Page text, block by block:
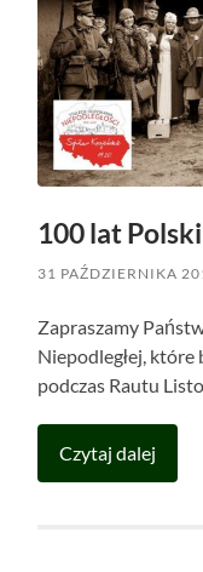
100 lat
31 PAŹDZIERNIKA
Zapraszamy
Niepodległej,
podczas Rautu
Czytaj dalej